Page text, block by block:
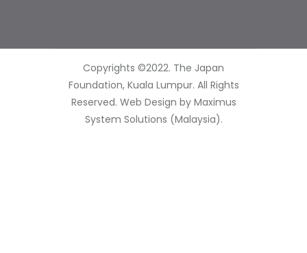
Copyrights ©2022. The Japan
Foundation, Kuala Lumpur. All Rights
Reserved. Web Design by Maximus
System Solutions (Malaysia).